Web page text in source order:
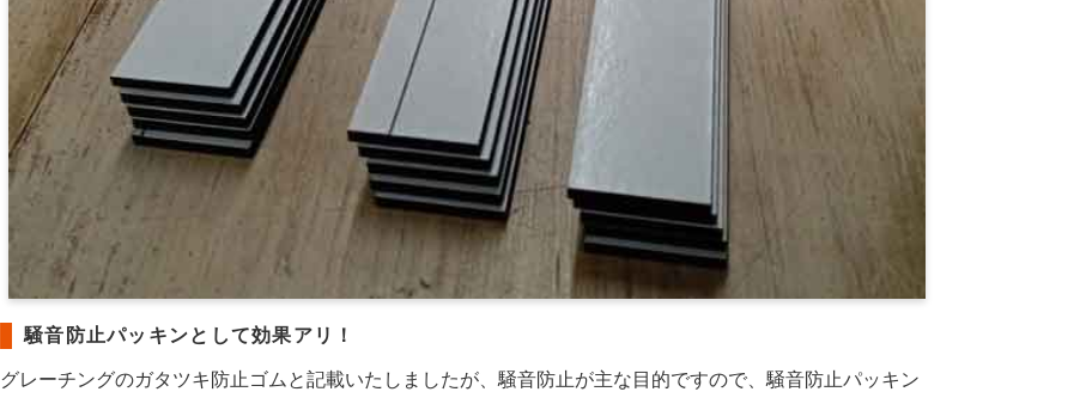
騒音防止パッキンとして効果アリ！
グレーチングのガタツキ防止ゴムと記載いたしましたが、騒音防止が主な目的ですので、騒音防止パッキン